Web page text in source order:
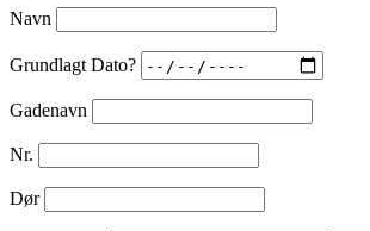
Navn
Grundlagt Dato?
Gadenavn
Nr.
Dør